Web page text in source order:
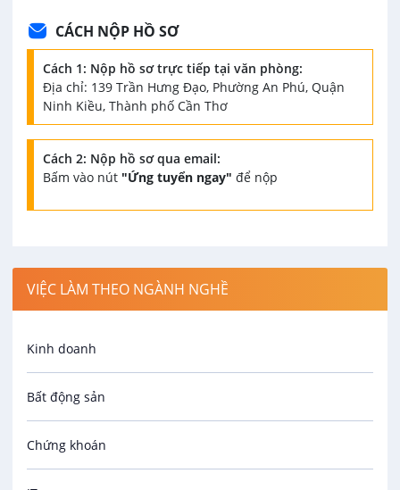
CÁCH NỘP HỒ SƠ
Cách 1: Nộp hồ sơ trực tiếp tại văn phòng:
Địa chỉ: 139 Trần Hưng Đạo, Phường An Phú, Quận
Ninh Kiều, Thành phố Cần Thơ
Cách 2: Nộp hồ sơ qua email:
Bấm vào nút "Ứng tuyển ngay" để nộp
VIỆC LÀM THEO NGÀNH NGHỀ
Kinh doanh
Bất động sản
Chứng khoán